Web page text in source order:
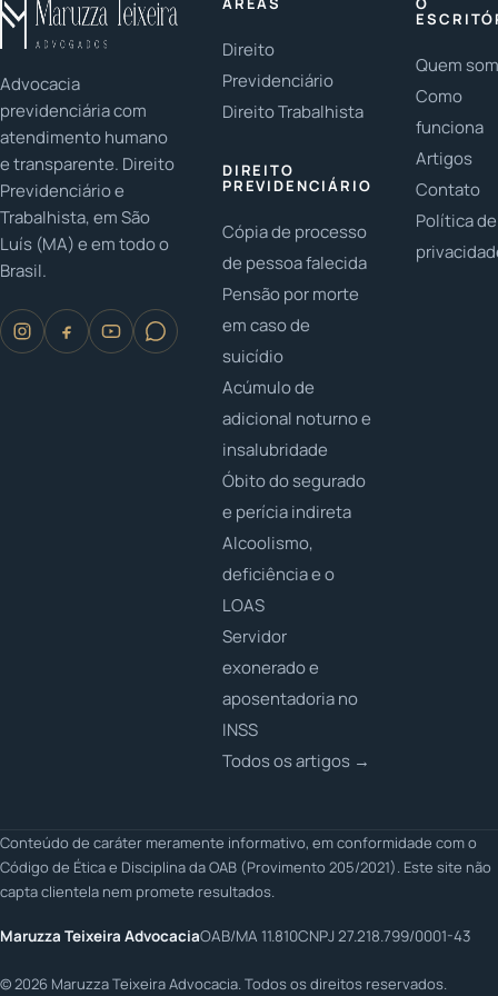
Advocacia
previdenciária com
atendimento humano
e transparente. Direito
Previdenciário e
Trabalhista, em São
Luís (MA) e em todo o
Brasil.
Direito
Previdenciário
Direito Trabalhista
DIREITO
PREVIDENCIÁRIO
Cópia de processo
de pessoa falecida
Pensão por morte
em caso de
suicídio
Acúmulo de
adicional noturno e
insalubridade
Óbito do segurado
e perícia indireta
Alcoolismo,
deficiência e o
LOAS
Servidor
exonerado e
aposentadoria no
INSS
Todos os artigos →
Quem
Como
funciona
Artigos
Contato
Política de
Conteúdo de caráter meramente informativo, em conformidade com o
Código de Ética e Disciplina da OAB (Provimento 205/2021). Este site não
capta clientela nem promete resultados.
Maruzza Teixeira AdvocaciaOAB/MA 11.810CNPJ 27.218.799/0001-43
©2026 Maruzza Teixeira Advocacia. Todos os direitos reservados.